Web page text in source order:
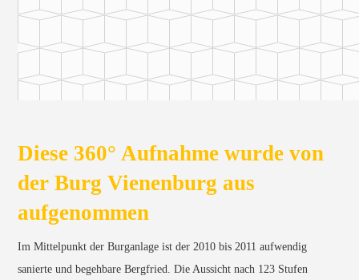
Diese 360° Aufnahme wurde von
der Burg Vienenburg aus
aufgenommen
Im Mittelpunkt der Burganlage ist der 2010 bis 2011 aufwendig
sanierte und begehbare Bergfried. Die Aussicht nach 123 Stufen